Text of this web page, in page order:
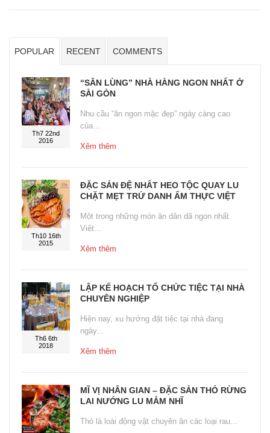
POPULAR RECENT COMMENTS
Th7 22nd
2016
“SĂN LÙNG” NHÀ HÀNG NGON NHẤT Ở
SÀI GÒN
Nhu cầu “ăn ngon mặc đẹp” ngày càng cao
của...
Xêm thêm
Th10 16th
2015
ĐẶC SẢN ĐỆ NHẤT HEO TỘC QUAY LU
CHẶT MẸT TRỨ DANH ẨM THỰC VIỆT
Một trong những món ăn dân dã ngon nhất
Việt...
Xêm thêm
Th6 6th
2018
LẬP KẾ HOẠCH TỔ CHỨC TIỆC TẠI NHÀ
CHUYÊN NGHIỆP
Hiện nay, xu hướng đặt tiệc tại nhà đang
ngày...
Xêm thêm
MĨ VỊ NHÂN GIAN – ĐẶC SẢN THỎ RỪNG
LAI NƯỚNG LU MẮM NHĨ
Thỏ là loài động vật chuyên ăn các loại rau...